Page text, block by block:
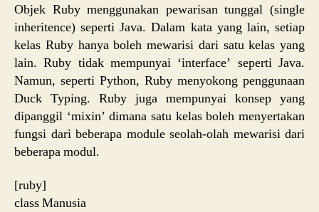
Objek Ruby menggunakan pewarisan tunggal (single
inheritence) seperti Java. Dalam kata yang lain, setiap
kelas Ruby hanya boleh mewarisi dari satu kelas yang
lain. Ruby tidak mempunyai ‘interface’ seperti Java.
Namun, seperti Python, Ruby menyokong penggunaan
Duck Typing. Ruby juga mempunyai konsep yang
dipanggil ‘mixin’ dimana satu kelas boleh menyertakan
fungsi dari beberapa module seolah-olah mewarisi dari
beberapa modul.
[ruby]
class Manusia